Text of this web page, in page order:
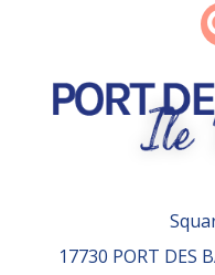
17730 PORT DES